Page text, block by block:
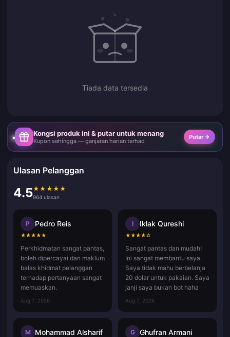
Tiada data tersedia
Kongsi produk ini & putar untuk menang
Kupon sehingga — ganjaran harian terhad
Putar
Ulasan Pelanggan
4.5★ ★ ★ ★ ★
964 ulasan
P Pedro Reis
★★★★★
Perkhidmatan sangat pantas,
boleh dipercayai dan maklum
balas khidmat pelanggan
terhadap pertanyaan sangat
memuaskan.
Aug 7, 2026
I Iklak Qureshi
★★★★☆
Sangat pantas dan mudah!
Ini sangat membantu saya.
Saya tidak mahu berbelanja
20 dolar untuk pakaian. Saya
janji saya bukan bot haha
Aug 7, 2026
M Mohammad Alsharif G Ghufran Armani